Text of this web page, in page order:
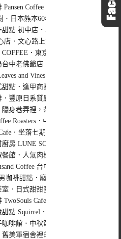
Pansen Coffee．隱身在住宅區裡的咖
．日本熊本60年歷史的甜點進駐台中
點 初中店．斗六人氣甜點進駐台中
店．文心路上質感早午餐、甜點店，
．東京中目黑潮牌咖啡館插
中老佛爺店．SHARE LOUNGE最低
and Vines．臺中洲際酒店裡的奢
點．逢甲商圈未來感咖啡館
豐原日系質感咖啡館，還有可愛貓
身巷弄裡，茶藝+咖啡+甜點喫茶空間
Roasters．中區老宅廢墟風咖啡館
．坐落七期奶白色獨棟建築，網美
廚房 LUNE SOLEIL．南法鄉村風格早
館．人氣肉桂捲需要提早預訂
Coffee 台中城市概念店．紐約必
咖啡甜點．廢墟風格老宅甜點店，司
．日式甜甜圈、司康專賣店，復古老
TwoSouls Cafe．巷弄裡的白色建築簡
點 Squirrel．超低調的甜點工作室，
啡館．中秋節限定禮盒 奶油蛋黃酥
美軍宿舍裡的老宅咖啡和甜點